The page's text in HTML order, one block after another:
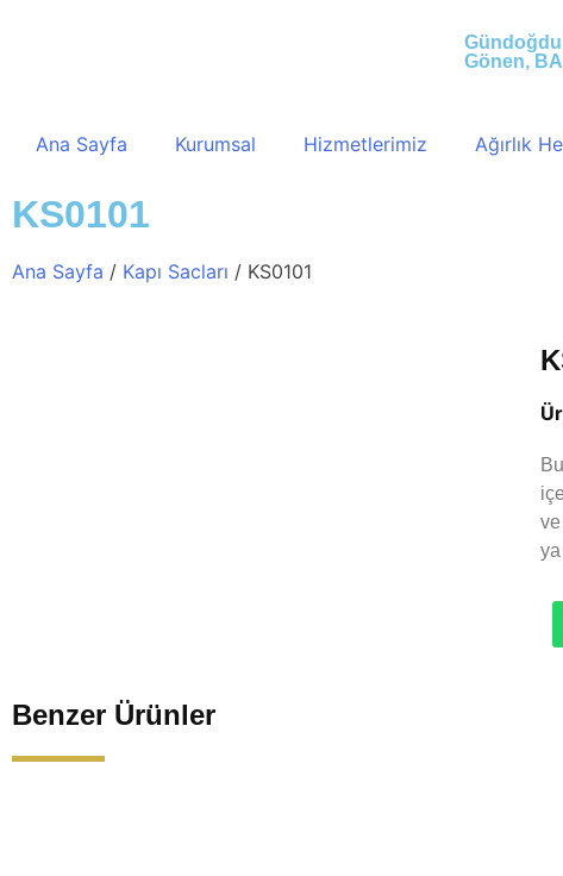
Gündoğdu
Gönen,
Ana Sayfa Kurumsal Hizmetlerimiz Ağırlık
KS0101
Ana Sayfa / Kapı Sacları / KS0101
Benzer Ürünler